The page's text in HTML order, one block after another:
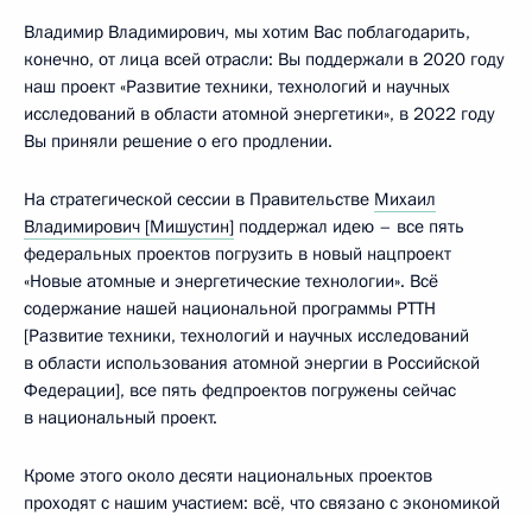
Владимир Владимирович, мы хотим Вас поблагодарить,
конечно, от лица всей отрасли: Вы поддержали в 2020 году
наш проект «Развитие техники, технологий и научных
исследований в области атомной энергетики», в 2022 году
Вы приняли решение о его продлении.
На стратегической сессии в Правительстве Михаил
Владимирович [Мишустин] поддержал идею – все пять
федеральных проектов погрузить в новый нацпроект
«Новые атомные и энергетические технологии». Всё
содержание нашей национальной программы РТТН
[Развитие техники, технологий и научных исследований
в области использования атомной энергии в Российской
Федерации], все пять федпроектов погружены сейчас
в национальный проект.
Кроме этого около десяти национальных проектов
проходят с нашим участием: всё, что связано с экономикой